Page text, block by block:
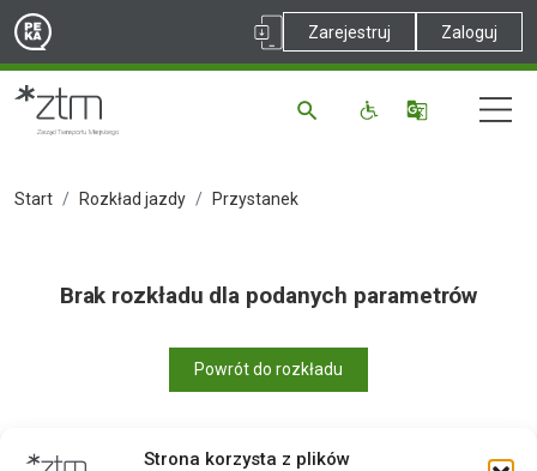
Strona korzysta z plików
Zarejestruj Zaloguj
Start Rozkład jazdy Przystanek
Brak rozkładu dla podanych parametrów
Powrót do rozkładu